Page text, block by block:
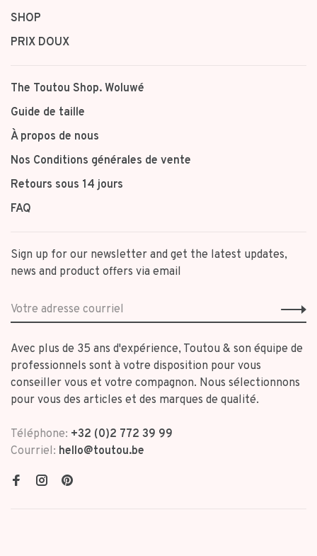
SHOP
PRIX DOUX
The Toutou Shop. Woluwé
Guide de taille
À propos de nous
Nos Conditions générales de vente
Retours sous 14 jours
FAQ
Sign up for our newsletter and get the latest updates,
news and product offers via email
Avec plus de 35 ans d'expérience, Toutou & son équipe de
professionnels sont à votre disposition pour vous
conseiller vous et votre compagnon. Nous sélectionnons
pour vous des articles et des marques de qualité.
Téléphone: +32 (0)2 772 39 99
Courriel: hello@toutou.be